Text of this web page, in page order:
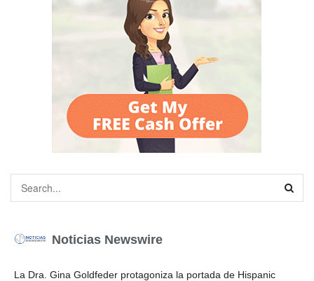
Noticias Newswire
La Dra. Gina Goldfeder protagoniza la portada de Hispanic